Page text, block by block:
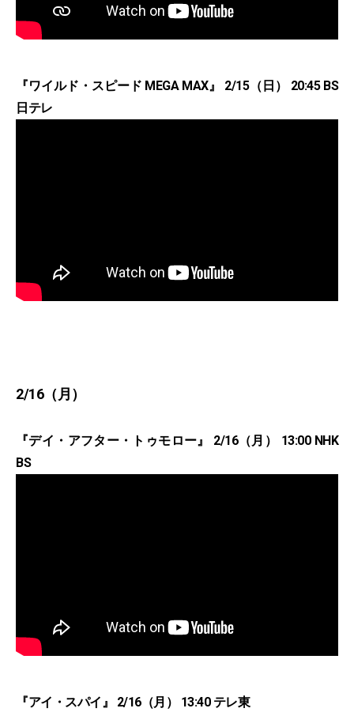
『ワイルド・スピード MEGA MAX』 2/15（日） 20:45 BS
日テレ
2/16（月）
『デイ・アフター・トゥモロー』 2/16（月） 13:00 NHK
BS
『アイ・スパイ』 2/16（月） 13:40 テレ東